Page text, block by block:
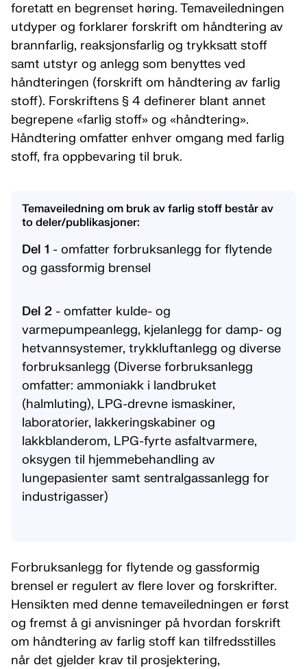
foretatt en begrenset høring. Temaveiledningen
utdyper og forklarer forskrift om håndtering av
brannfarlig, reaksjonsfarlig og trykksatt stoff
samt utstyr og anlegg som benyttes ved
håndteringen (forskrift om håndtering av farlig
stoff). Forskriftens § 4 definerer blant annet
begrepene «farlig stoff» og «håndtering».
Håndtering omfatter enhver omgang med farlig
stoff, fra oppbevaring til bruk.
Temaveiledning om bruk av farlig stoff består av
to deler/publikasjoner:
Del 1 - omfatter forbruksanlegg for flytende
og gassformig brensel
Del 2 - omfatter kulde- og
varmepumpeanlegg, kjelanlegg for damp- og
hetvannsystemer, trykkluftanlegg og diverse
forbruksanlegg (Diverse forbruksanlegg
omfatter: ammoniakk i landbruket
(halmluting), LPG-drevne ismaskiner,
laboratorier, lakkeringskabiner og
lakkblanderom, LPG-fyrte asfaltvarmere,
oksygen til hjemmebehandling av
lungepasienter samt sentralgassanlegg for
industrigasser)
Forbruksanlegg for flytende og gassformig
brensel er regulert av flere lover og forskrifter.
Hensikten med denne temaveiledningen er først
og fremst å gi anvisninger på hvordan forskrift
om håndtering av farlig stoff kan tilfredsstilles
når det gjelder krav til prosjektering,